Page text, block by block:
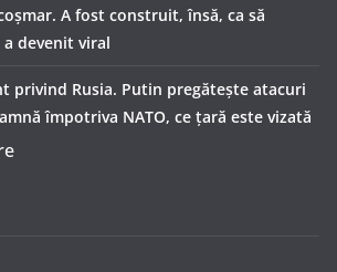
A fost construit, însă, ca să
a devenit viral
privind Rusia. Putin pregăteşte atacuri
împotriva NATO, ce țară este vizată